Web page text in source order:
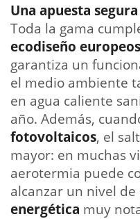
Una apuesta
Toda la gama
ecodiseño
garantiza un
el medio ambiente
en agua caliente
año. Además,
fotovoltaicos, el
mayor: en muchas
aerotermia puede
alcanzar un nivel de
energética muy